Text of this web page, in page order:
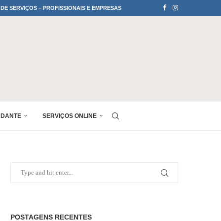
SERVIÇOS – PROFISSIONAIS E EMPRESAS
SERVIÇOS ONLINE
POSTAGENS RECENTES